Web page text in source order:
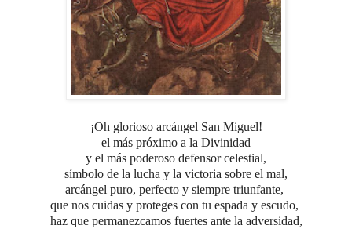
¡Oh glorioso arcángel San Miguel!
el más próximo a la Divinidad
y el más poderoso defensor celestial,
símbolo de la lucha y la victoria sobre el mal,
arcángel puro, perfecto y siempre triunfante,
que nos cuidas y proteges con tu espada y escudo,
haz que permanezcamos fuertes ante la adversidad,